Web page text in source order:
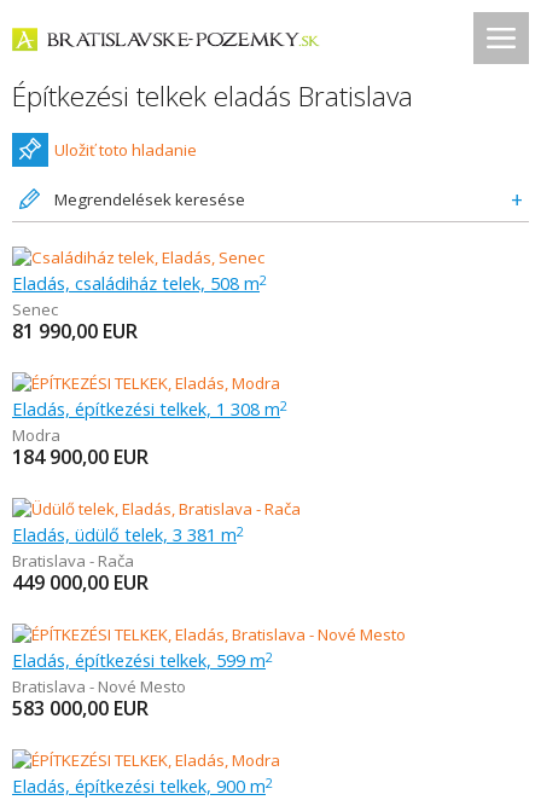
Építkezési telkek eladás Bratislava
Uložiť toto hladanie
Megrendelések keresése
Eladás, családiház telek, 508 m2
Senec
81 990,00 EUR
Eladás, építkezési telkek, 1 308 m2
Modra
184 900,00 EUR
Eladás, üdülő telek, 3 381 m2
Bratislava - Rača
449 000,00 EUR
Eladás, építkezési telkek, 599 m2
Bratislava - Nové Mesto
583 000,00 EUR
Eladás, építkezési telkek, 900 m2